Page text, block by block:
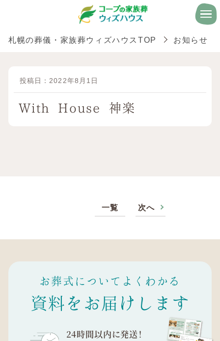
札幌の葬儀・家族葬ウィズハウスTOP お知らせ
投稿日：2022年8月1日
With House 神楽
一覧 次へ
お葬式についてよくわかる
資料をお届けします
24時間以内に発送！